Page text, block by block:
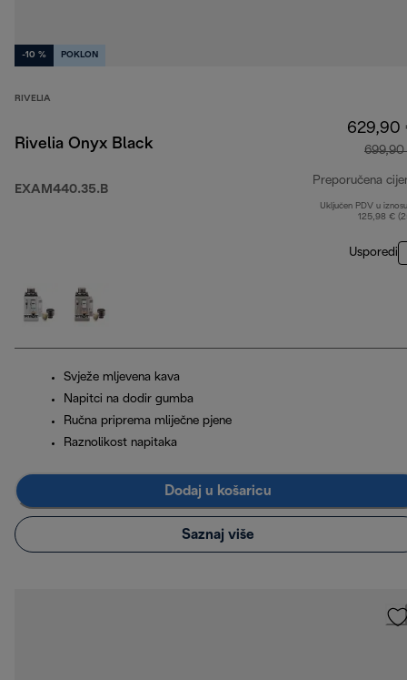
-10 % POKLON
RIVELIA
Rivelia Onyx Black
EXAM440.35.B
629,90
Preporučena
Uključen PDV u
125,98 €
Usporedi
Svježe mljevena kava
Napitci na dodir gumba
Ručna priprema mliječne pjene
Raznolikost napitaka
Dodaj u košaricu
Saznaj više